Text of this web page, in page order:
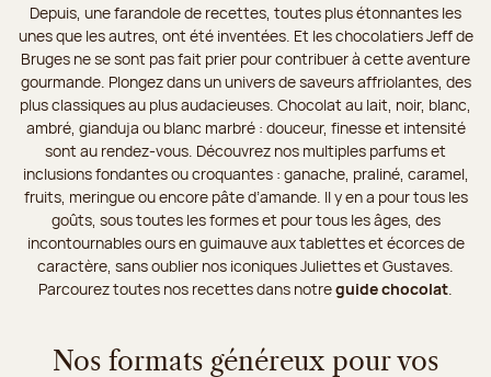
Depuis, une farandole de recettes, toutes plus étonnantes les
unes que les autres, ont été inventées. Et les chocolatiers Jeff de
Bruges ne se sont pas fait prier pour contribuer à cette aventure
gourmande. Plongez dans un univers de saveurs affriolantes, des
plus classiques au plus audacieuses. Chocolat au lait, noir, blanc,
ambré, gianduja ou blanc marbré : douceur, finesse et intensité
sont au rendez-vous. Découvrez nos multiples parfums et
inclusions fondantes ou croquantes : ganache, praliné, caramel,
fruits, meringue ou encore pâte d’amande. Il y en a pour tous les
goûts, sous toutes les formes et pour tous les âges, des
incontournables ours en guimauve aux tablettes et écorces de
caractère, sans oublier nos iconiques Juliettes et Gustaves.
Parcourez toutes nos recettes dans notreguide chocolat
Nos formats généreux pour vos